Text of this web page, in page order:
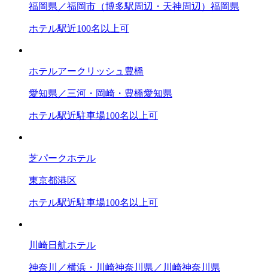
福岡県／福岡市（博多駅周辺・天神周辺） 福岡県
ホテル駅近100名以上可
ホテルアークリッシュ豊橋
愛知県／三河・岡崎・豊橋愛知県
ホテル駅近駐車場100名以上可
芝パークホテル
東京都港区
ホテル駅近駐車場100名以上可
川崎日航ホテル
神奈川／横浜・川崎神奈川県／川崎神奈川県